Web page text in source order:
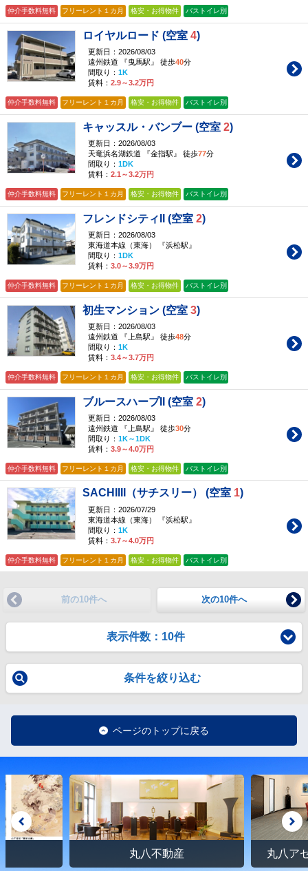
仲介手数料無料 フリーレント１カ月 格安・お得物件 バストイレ別
ロイヤルロード (空室 4)
更新日：2026/08/03
遠州鉄道 『曳馬駅』 徒歩40分
間取り： 1K
賃料： 2.9～3.2万円
仲介手数料無料 フリーレント１カ月 格安・お得物件 バストイレ別
キャッスル・バンブー (空室 2)
更新日：2026/08/03
天竜浜名湖鉄道 『金指駅』 徒歩77分
間取り： 1DK
賃料： 2.1～3.2万円
仲介手数料無料 フリーレント１カ月 格安・お得物件 バストイレ別
フレンドシティII (空室 2)
更新日：2026/08/03
東海道本線（東海） 『浜松駅』
間取り： 1DK
賃料： 3.0～3.9万円
仲介手数料無料 フリーレント１カ月 格安・お得物件 バストイレ別
初生マンション (空室 3)
更新日：2026/08/03
遠州鉄道 『上島駅』 徒歩48分
間取り： 1K
賃料： 3.4～3.7万円
仲介手数料無料 フリーレント１カ月 格安・お得物件 バストイレ別
ブルースハープII (空室 2)
更新日：2026/08/03
遠州鉄道 『上島駅』 徒歩30分
間取り： 1K～1DK
賃料： 3.9～4.0万円
仲介手数料無料 フリーレント１カ月 格安・お得物件 バストイレ別
SACHIIII（サチスリー） (空室 1)
更新日：2026/07/29
東海道本線（東海） 『浜松駅』
間取り： 1K
賃料： 3.7～4.0万円
仲介手数料無料 フリーレント１カ月 格安・お得物件 バストイレ別
前の10件へ 次の10件へ
表示件数：10件
条件を絞り込む
ページのトップに戻る
丸八不動産 丸八ア